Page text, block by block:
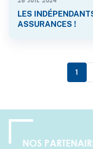
LES
ASSURANCES !
1
NOS